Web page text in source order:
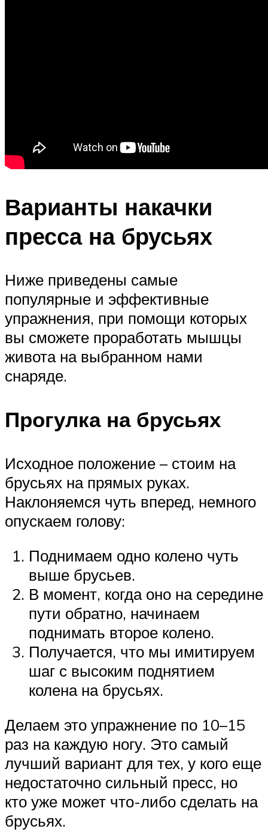
Варианты накачки
пресса на брусьях
Ниже приведены самые
популярные и эффективные
упражнения, при помощи которых
вы сможете проработать мышцы
живота на выбранном нами
снаряде.
Прогулка на брусьях
Исходное положение – стоим на
брусьях на прямых руках.
Наклоняемся чуть вперед, немного
опускаем голову:
Поднимаем одно колено чуть
выше брусьев.
В момент, когда оно на середине
пути обратно, начинаем
поднимать второе колено.
Получается, что мы имитируем
шаг с высоким поднятием
колена на брусьях.
Делаем это упражнение по 10–15
раз на каждую ногу. Это самый
лучший вариант для тех, у кого еще
недостаточно сильный пресс, но
кто уже может что-либо сделать на
брусьях.